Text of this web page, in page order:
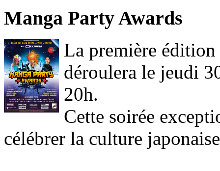
Manga Party Awards
La première édition
déroulera le jeudi
20h.
Cette soirée
célébrer la culture